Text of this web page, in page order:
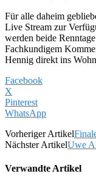
Für alle daheim
Live Stream zur
werden beide
Fachkundigem
Hennig direkt ins
Facebook
X
Pinterest
WhatsApp
Vorheriger Artikel
Nächster ArtikelUwe
Verwandte Artikel